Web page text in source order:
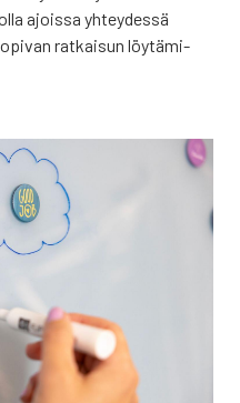
ajois­sa yhtey­des­sä
rat­kai­sun löy­tä­mi­